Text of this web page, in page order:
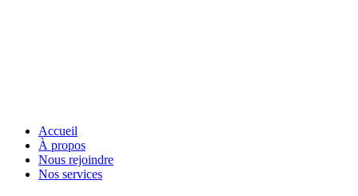
Accueil
À propos
Nous rejoindre
Nos services